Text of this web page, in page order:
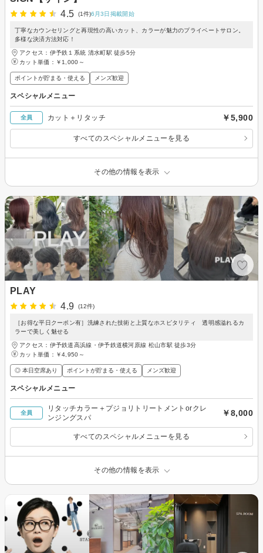
4.5
(1件)6月3日掲載開始
丁寧なカウンセリングと再現性の高いカット、カラーが魅力のプライベートサロン。
多様な決済方法対応！
アクセス：伊予鉄１系統 清水町駅 徒歩5分
カット単価： ￥1,000～
ポイントが貯まる・使える メンズ歓迎
スペシャルメニュー
全員 カット＋リタッチ ￥5,900
すべてのスペシャルメニューを見る
その他の情報を表示
PLAY
4.9
(12件)
［お得な平日クーポン有］洗練された技術と上質なホスピタリティ 透明感溢れるカ
ラーで美しく魅せる
アクセス：伊予鉄道高浜線・伊予鉄道横河原線 松山市駅 徒歩3分
カット単価： ￥4,950～
◎ 本日空席あり ポイントが貯まる・使える メンズ歓迎
スペシャルメニュー
全員
リタッチカラー＋プジョリトリートメントorクレ
ンジングスパ
￥8,000
すべてのスペシャルメニューを見る
その他の情報を表示